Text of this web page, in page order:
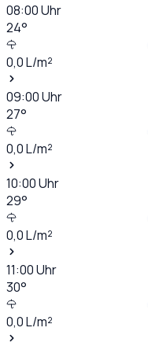
08:00Uhr
24°
0,0L/m²
09:00Uhr
27°
0,0L/m²
10:00Uhr
29°
0,0L/m²
11:00Uhr
30°
0,0L/m²